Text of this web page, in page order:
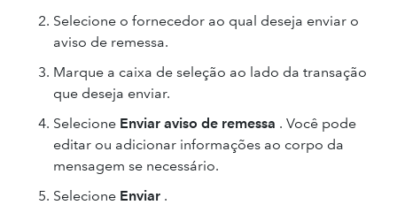
Selecione o fornecedor ao qual deseja enviar o
aviso de remessa.
Marque a caixa de seleção ao lado da transação
que deseja enviar.
Selecione Enviar aviso de remessa . Você pode
editar ou adicionar informações ao corpo da
mensagem se necessário.
Selecione Enviar .